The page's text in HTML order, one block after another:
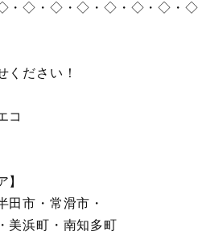
・◇・◇・◇・◇・◇・◇・
ください！
コ
】
田市・常滑市・
美浜町・南知多町